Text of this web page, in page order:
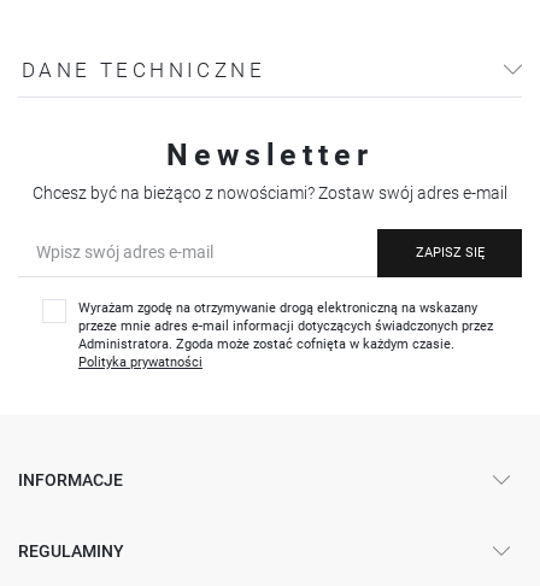
DANE TECHNICZNE
Newsletter
Chcesz być na bieżąco z nowościami? Zostaw swój adres e-mail
ZAPISZ SIĘ
Wyrażam zgodę na otrzymywanie drogą elektroniczną na wskazany
przeze mnie adres e-mail informacji dotyczących świadczonych przez
Administratora. Zgoda może zostać cofnięta w każdym czasie.
Polityka prywatności
INFORMACJE
REGULAMINY